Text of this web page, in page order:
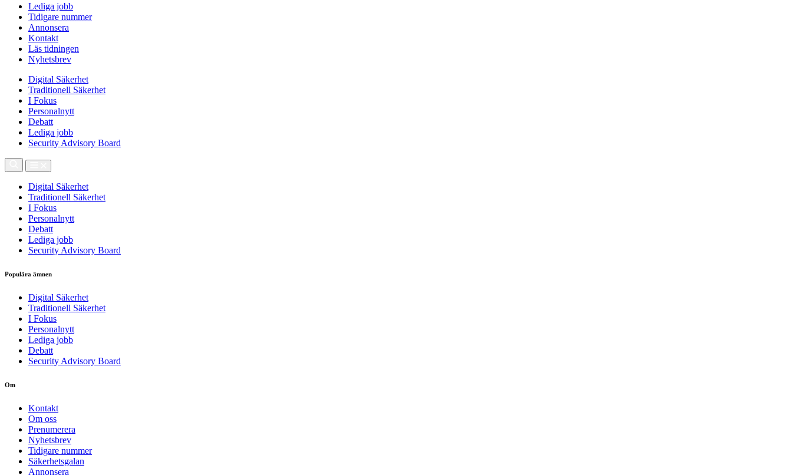
Lediga jobb
Tidigare nummer
Annonsera
Kontakt
Läs tidningen
Nyhetsbrev
Digital Säkerhet
Traditionell Säkerhet
I Fokus
Personalnytt
Debatt
Lediga jobb
Security Advisory Board
Digital Säkerhet
Traditionell Säkerhet
I Fokus
Personalnytt
Debatt
Lediga jobb
Security Advisory Board
Populära ämnen
Digital Säkerhet
Traditionell Säkerhet
I Fokus
Personalnytt
Lediga jobb
Debatt
Security Advisory Board
Om
Kontakt
Om oss
Prenumerera
Nyhetsbrev
Tidigare nummer
Säkerhetsgalan
Annonsera